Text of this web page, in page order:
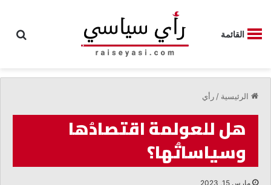
القائمة
الرئيسية / رأي
هل للعولمة اقتصادُها
وسياساتُها؟
مارس 15, 2023